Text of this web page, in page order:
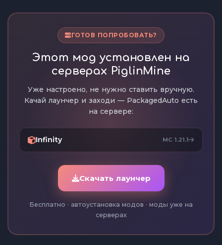
ГОТОВ ПОПРОБОВАТЬ?
Этот мод установлен на
серверах PiglinMine
Уже настроено, не нужно ставить вручную.
Качай лаунчер и заходи — PackagedAuto есть
на сервере:
Infinity MC 1.21.1
Скачать лаунчер
Бесплатно · автоустановка модов · моды уже на
серверах